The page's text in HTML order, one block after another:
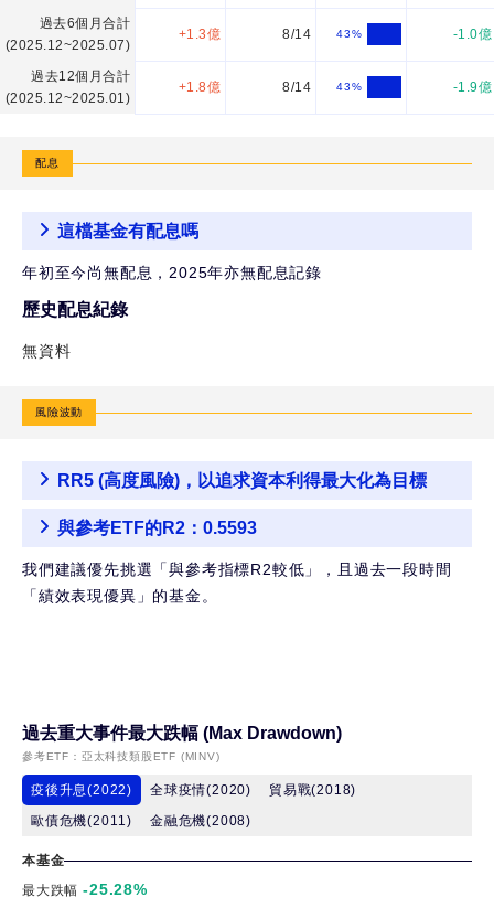
過去6個月合計
(2025.12~2025.07)
+1.3億 8/14 43% -1.0億
過去12個月合計
(2025.12~2025.01)
+1.8億 8/14 43% -1.9億
配息
這檔基金有配息嗎
年初至今尚無配息，2025年亦無配息記錄
歷史配息紀錄
無資料
風險波動
RR5 (高度風險)，以追求資本利得最大化為目標
與參考ETF的R2：0.5593
我們建議優先挑選「與參考指標R2較低」，且過去一段時間
「績效表現優異」的基金。
過去重大事件最大跌幅 (Max Drawdown)
參考ETF： 亞太科技類股ETF (MINV)
疫後升息(2022) 全球疫情(2020)
貿易戰(2018)
歐債危機(2011)
金融危機(2008)
本基金
最大跌幅 -25.28%